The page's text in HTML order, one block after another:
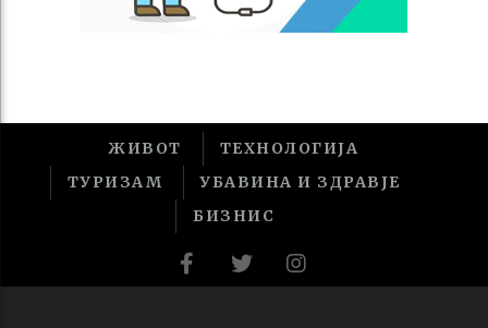
ЖИВОТ
ТЕХНОЛОГИЈА
ТУРИЗАМ
УБАВИНА И ЗДРАВЈЕ
БИЗНИС